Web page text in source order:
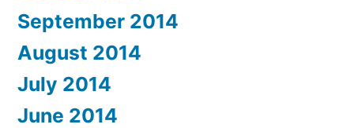
September 2014
August 2014
July 2014
June 2014